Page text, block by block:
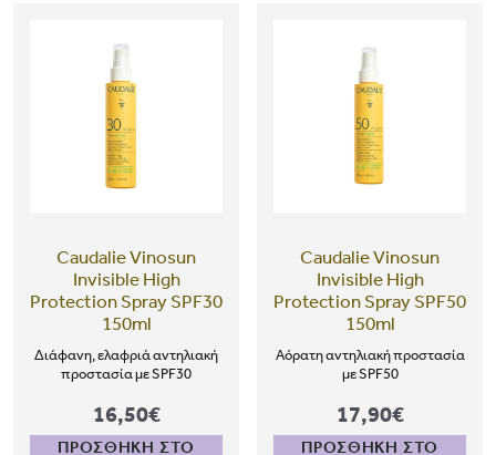
Caudalie Vinosun
Invisible High
Protection Spray SPF30
150ml
Διάφανη, ελαφριά αντηλιακή
προστασία με SPF30
16,50€
ΠΡΟΣΘΗΚΗ ΣΤΟ
Caudalie Vinosun
Invisible High
Protection Spray SPF50
150ml
Αόρατη αντηλιακή προστασία
με SPF50
17,90€
ΠΡΟΣΘΗΚΗ ΣΤΟ